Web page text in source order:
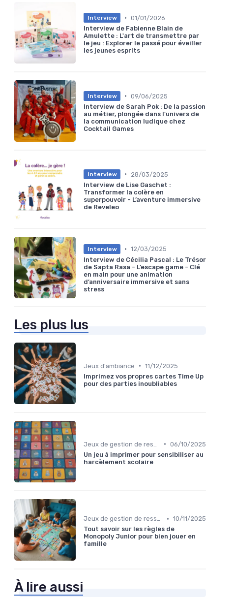
Interview • 01/01/2026
Interview de Fabienne Blain de
Amulette : L'art de transmettre par
le jeu : Explorer le passé pour éveiller
les jeunes esprits
Interview • 09/06/2025
Interview de Sarah Pok : De la passion
au métier, plongée dans l'univers de
la communication ludique chez
Cocktail Games
Interview •
28/03/2025
Interview de Lise Gaschet :
Transformer la colère en
superpouvoir - L’aventure immersive
de Reveleo
Interview • 12/03/2025
Interview de Cécilia Pascal : Le Trésor
de Sapta Rasa - L’escape game - Clé
en main pour une animation
d’anniversaire immersive et sans
stress
Les plus lus
Jeux d'ambiance • 11/12/2025
Imprimez vos propres cartes Time Up
pour des parties inoubliables
• 06/10/2025
Un jeu à imprimer pour sensibiliser au
harcèlement scolaire
Jeux de gestion de ressources • 10/11/2025
Tout savoir sur les règles de
Monopoly Junior pour bien jouer en
famille
À lire aussi